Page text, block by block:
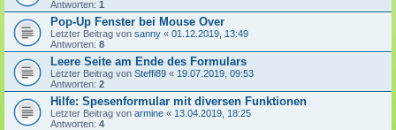
Antworten: 1
Pop-Up Fenster bei Mouse Over
Letzter Beitrag von sanny « 01.12.2019, 13:49
Antworten: 8
Leere Seite am Ende des Formulars
Letzter Beitrag von Steffi89 « 19.07.2019, 09:53
Antworten: 2
Hilfe: Spesenformular mit diversen Funktionen
Letzter Beitrag von armine « 13.04.2019, 18:25
Antworten: 4